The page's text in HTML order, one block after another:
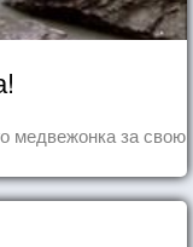
медвежонка за свою